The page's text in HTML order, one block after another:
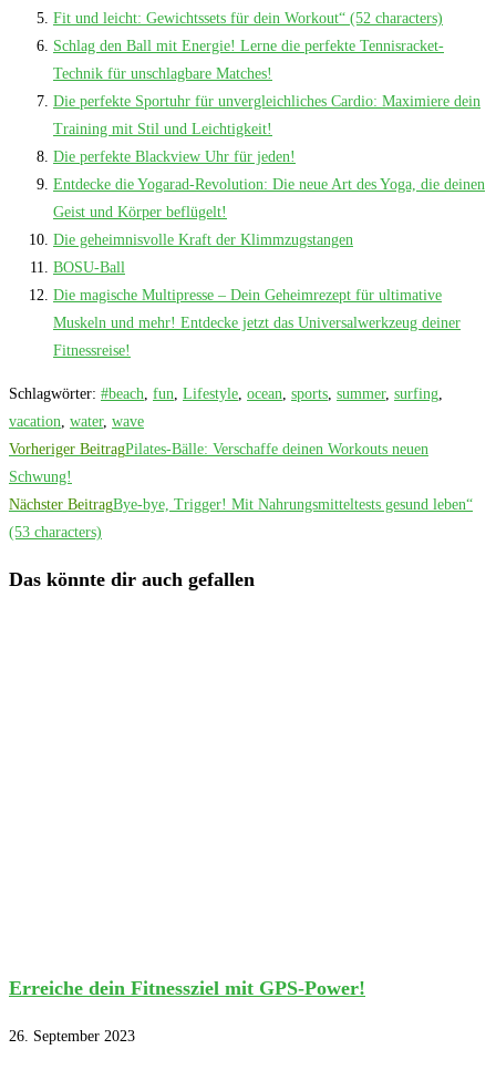
Fit und leicht: Gewichtssets für dein Workout“ (52 characters)
Schlag den Ball mit Energie! Lerne die perfekte Tennisracket-
Technik für unschlagbare Matches!
Die perfekte Sportuhr für unvergleichliches Cardio: Maximiere dein
Training mit Stil und Leichtigkeit!
Die perfekte Blackview Uhr für jeden!
Entdecke die Yogarad-Revolution: Die neue Art des Yoga, die deinen
Geist und Körper beflügelt!
Die geheimnisvolle Kraft der Klimmzugstangen
BOSU-Ball
Die magische Multipresse – Dein Geheimrezept für ultimative
Muskeln und mehr! Entdecke jetzt das Universalwerkzeug deiner
Fitnessreise!
Schlagwörter: #beach fun Lifestyle ocean sports summer, surfing
vacation water, wave
Weitere
Artikel
ansehen
Vorheriger BeitragPilates-Bälle: Verschaffe deinen Workouts neuen
Schwung!
Nächster BeitragBye-bye, Trigger! Mit Nahrungsmitteltests gesund leben“
(53 characters)
Das könnte dir auch gefallen
Erreiche dein Fitnessziel mit GPS-Power!
26. September 2023